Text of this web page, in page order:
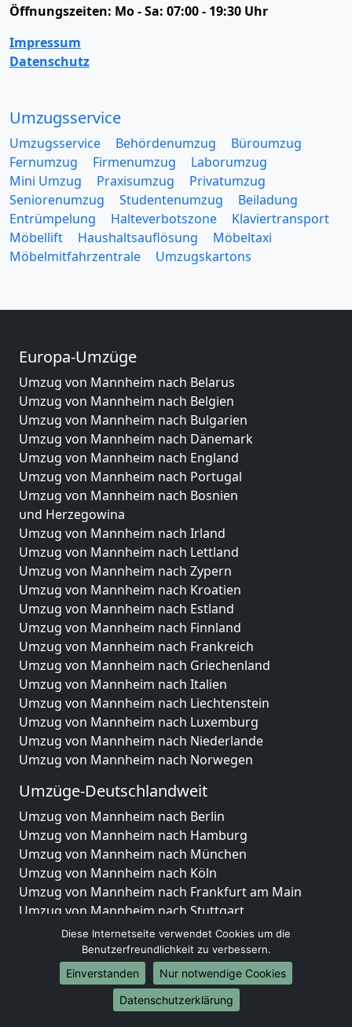
Öffnungszeiten: Mo - Sa: 07:00 - 19:30 Uhr
Impressum
Datenschutz
Umzugsservice
Umzugsservice Behördenumzug
Büroumzug
Fernumzug
Firmenumzug
Laborumzug
Mini Umzug
Praxisumzug
Privatumzug
Seniorenumzug
Studentenumzug
Beiladung
Entrümpelung
Halteverbotszone
Klaviertransport
Möbellift
Haushaltsauflösung
Möbeltaxi
Möbelmitfahrzentrale
Umzugskartons
Europa-Umzüge
Umzug von Mannheim nach Belarus
Umzug von Mannheim nach Belgien
Umzug von Mannheim nach Bulgarien
Umzug von Mannheim nach Dänemark
Umzug von Mannheim nach England
Umzug von Mannheim nach Portugal
Umzug von Mannheim nach Bosnien
und Herzegowina
Umzug von Mannheim nach Irland
Umzug von Mannheim nach Lettland
Umzug von Mannheim nach Zypern
Umzug von Mannheim nach Kroatien
Umzug von Mannheim nach Estland
Umzug von Mannheim nach Finnland
Umzug von Mannheim nach Frankreich
Umzug von Mannheim nach Griechenland
Umzug von Mannheim nach Italien
Umzug von Mannheim nach Liechtenstein
Umzug von Mannheim nach Luxemburg
Umzug von Mannheim nach Niederlande
Umzug von Mannheim nach Norwegen
Umzüge-Deutschlandweit
Umzug von Mannheim nach Berlin
Umzug von Mannheim nach Hamburg
Umzug von Mannheim nach München
Umzug von Mannheim nach Köln
Umzug von Mannheim nach Frankfurt am Main
Umzug von Mannheim nach Stuttgart
Umzug von Mannheim nach Düsseldorf
Umzug von Mannheim nach Leipzig
Umzug von Mannheim nach Dortmund
Umzug von Mannheim nach Essen
Umzug von Mannheim nach Bremen
Diese Internetseite verwendet Cookies um die
Benutzerfreundlichkeit zu verbessern.
Einverstanden
Nur notwendige Cookies
Datenschutzerklärung